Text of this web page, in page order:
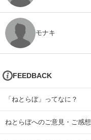
モナキ
FEEDBACK
「ねとらぼ」ってなに？
ねとらぼへのご意見・ご感想